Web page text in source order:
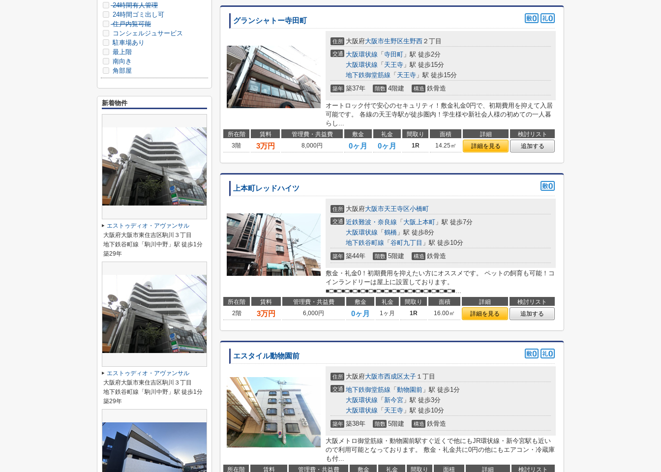
グランシャトー寺田町
住所 大阪府大阪市生野区生野西 ２丁目
交通 大阪環状線 「 寺田町 」駅 徒歩2分
大阪環状線 「 天王寺 」駅 徒歩15分
地下鉄御堂筋線 「 天王寺 」駅 徒歩15分
築年 築37年 階数 4階建 構造 鉄骨造
オートロック付で安心のセキュリティ！敷金礼金0円で、初期費用を抑えて入居
可能です。 各線の天王寺駅が徒歩圏内！学生様や新社会人様の初めての一人暮
らし...
所在階 賃料 管理費・共益費 敷金 礼金 間取り 面積 詳細
検討リスト
3階
3万円 8,000円 0ヶ月 0ヶ月 1R 14.25㎡ 詳細を見る 追加する
上本町レッドハイツ
住所 大阪府大阪市天王寺区小橋町
交通 近鉄難波・奈良線 「 大阪上本町 」駅 徒歩7分
大阪環状線 「 鶴橋 」駅 徒歩8分
地下鉄谷町線 「 谷町九丁目 」駅 徒歩10分
築年 築44年 階数 5階建 構造 鉄骨造
敷金・礼金0！初期費用を抑えたい方にオススメです。 ペットの飼育も可能！コ
インランドリーは屋上に設置しております。
■□■□■□■□■□■□■□■□■□■□■□■□■□■□■□■□■...
所在階 賃料 管理費・共益費 敷金 礼金 間取り 面積 詳細
検討リスト
2階
3万円 6,000円 0ヶ月 1ヶ月 1R 16.00㎡ 詳細を見る 追加する
エスタイル動物園前
住所 大阪府大阪市西成区太子 １丁目
交通 地下鉄御堂筋線 「 動物園前 」駅 徒歩1分
大阪環状線 「 新今宮 」駅 徒歩3分
大阪環状線 「 天王寺 」駅 徒歩10分
築年 築38年 階数 5階建 構造 鉄骨造
大阪メトロ御堂筋線・動物園前駅すぐ近くで他にもJR環状線・新今宮駅も近い
ので利用可能となっております。 敷金・礼金共に0円の他にもエアコン・冷蔵庫
も付...
所在階 賃料 管理費・共益費 敷金 礼金 間取り 面積 詳細 検討リスト
24時間有人管理
24時間ゴミ出し可
住戸内覧可能
コンシェルジュサービス
駐車場あり
最上階
南向き
角部屋
新着物件
エストゥディオ・アヴァンサル
大阪府大阪市東住吉区駒川３丁目
地下鉄谷町線「駒川中野」駅 徒歩1分
築29年
エストゥディオ・アヴァンサル
大阪府大阪市東住吉区駒川３丁目
地下鉄谷町線「駒川中野」駅 徒歩1分
築29年